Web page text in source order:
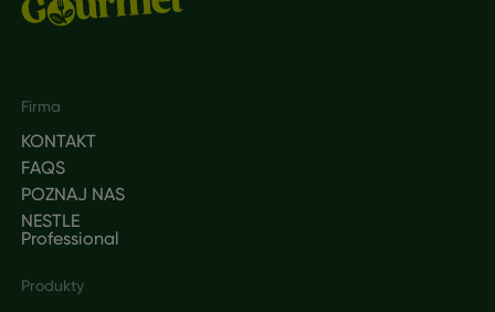
Footer
Firma
KONTAKT
FAQS
POZNAJ NAS
NESTLE
Professional
Produkty